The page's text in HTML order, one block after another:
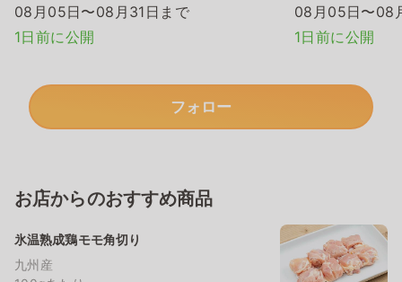
08月05日〜08月31日まで
1日前に公開
08月05日〜08
1日前に公開
フォロー
お店からのおすすめ商品
氷温熟成鶏モモ角切り
九州産